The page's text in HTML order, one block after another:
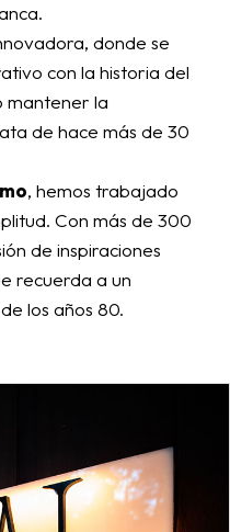
donde se
con la historia del
mantener la
de hace más de 30
, hemos trabajado
Con más de 300
de inspiraciones
recuerda a un
los años 80.